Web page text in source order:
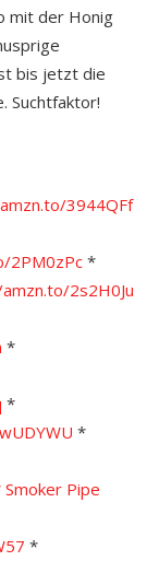
mit der Honig
bis jetzt die
Suchtfaktor!
3944QFf
2PM0zPc *
2s2H0Ju
*
*
*
Smoker Pipe
*